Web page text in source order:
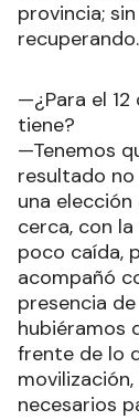
provincia;
recuperando.
—¿Para el
tiene?
—Tenemos
resultado no
una
cerca, con
poco caída,
acompañó
presencia
hubiéramos
frente de lo
necesarios